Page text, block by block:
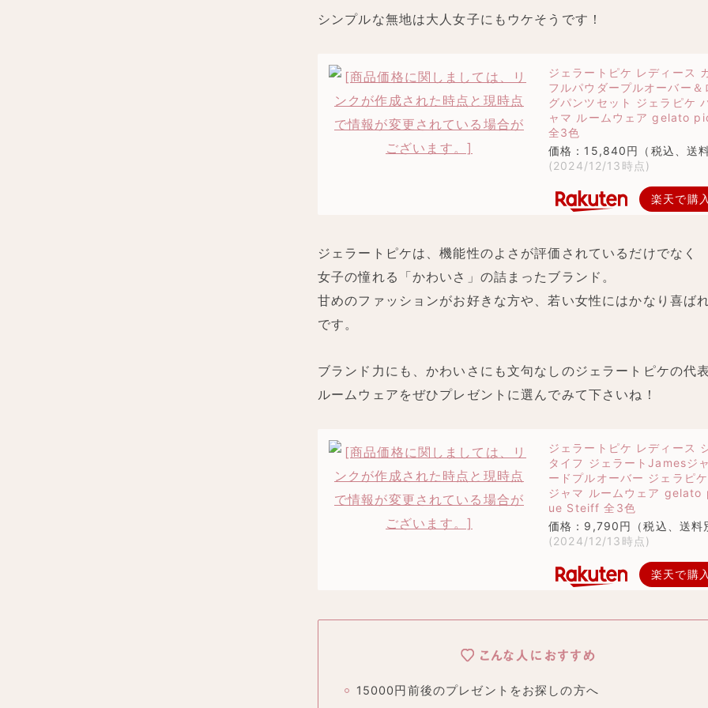
シンプルな無地は大人女子にもウケそうです！
ジェラートピケ レディース
フルパウダープルオーバー＆
グパンツセット ジェラピケ
ャマ ルームウェア gelato
全3色
価格：15,840円（税込、送
(2024/12/13時点)
楽天で購入
ジェラートピケは、機能性のよさが評価されているだけでなく
女子の憧れる「かわいさ」の詰まったブランド。
甘めのファッションがお好きな方や、若い女性にはかなり喜ば
です。
ブランド力にも、かわいさにも文句なしのジェラートピケの代表
ルームウェアをぜひプレゼントに選んでみて下さいね！
ジェラートピケ レディース
タイフ ジェラートJamesジ
ードプルオーバー ジェラピ
ジャマ ルームウェア gelato
ue Steiff 全3色
価格：9,790円（税込、送料
(2024/12/13時点)
楽天で購入
こんな人におすすめ
15000円前後のプレゼントをお探しの方へ